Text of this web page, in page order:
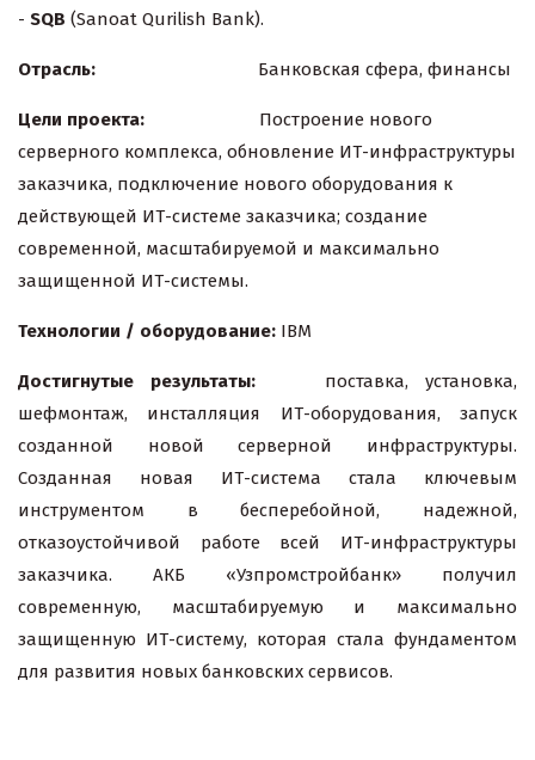
- SQB (Sanoat Qurilish Bank).
Отрасль: Банковская сфера, финансы
Цели проекта: Построение нового
серверного комплекса, обновление ИТ-инфраструктуры
заказчика, подключение нового оборудования к
действующей ИТ-системе заказчика; создание
современной, масштабируемой и максимально
защищенной ИТ-системы.
Технологии / оборудование: IBM
Достигнутые результаты: поставка, установка,
шефмонтаж, инсталляция ИТ-оборудования, запуск
созданной новой серверной инфраструктуры.
Созданная новая ИТ-система стала ключевым
инструментом в бесперебойной, надежной,
отказоустойчивой работе всей ИТ-инфраструктуры
заказчика. АКБ «Узпромстройбанк» получил
современную, масштабируемую и максимально
защищенную ИТ-систему, которая стала фундаментом
для развития новых банковских сервисов.